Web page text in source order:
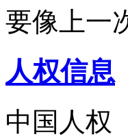
要像上一
人权信息
中国人权